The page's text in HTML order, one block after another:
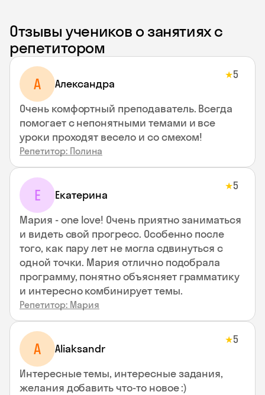
Отзывы учеников о занятиях с
репетитором
A Aлександра
★5
Очень комфортный преподаватель. Всегда
помогает с непонятными темами и все
уроки проходят весело и со смехом!
Репетитор: Полина
Е Екатерина
★5
Мария - one love! Очень приятно заниматься
и видеть свой прогресс. Особенно после
того, как пару лет не могла сдвинуться с
одной точки. Мария отлично подобрала
программу, понятно объясняет грамматику
и интересно комбинирует темы.
Репетитор: Мария
A Aliaksandr
★5
Интересные темы, интересные задания,
желания добавить что-то новое :)